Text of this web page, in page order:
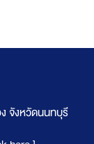
ง จังหวัดนนทบุรี